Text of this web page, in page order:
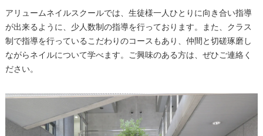
アリュームネイルスクールでは、生徒様一人ひとりに向き合い指導
が出来るように、少人数制の指導を行っております。また、クラス
制で指導を行っているこだわりのコースもあり、仲間と切磋琢磨し
ながらネイルについて学べます。ご興味のある方は、ぜひご連絡く
ださい。